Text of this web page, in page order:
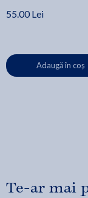
55.00 Lei
Adaugă în coș
Te-ar mai